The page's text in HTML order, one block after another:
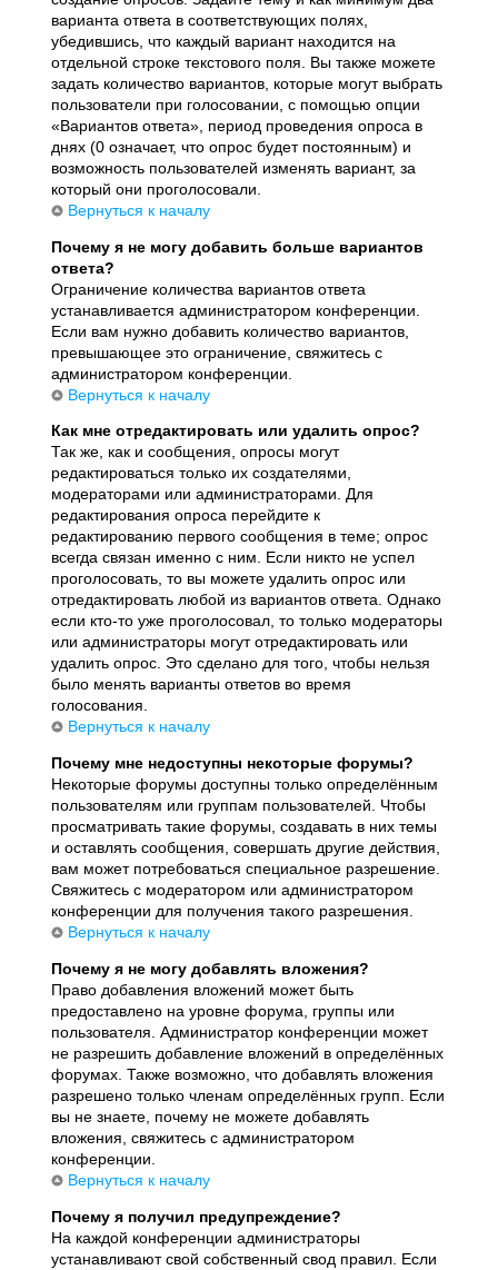
варианта ответа в соответствующих полях,
убедившись, что каждый вариант находится на
отдельной строке текстового поля. Вы также можете
задать количество вариантов, которые могут выбрать
пользователи при голосовании, с помощью опции
«Вариантов ответа», период проведения опроса в
днях (0 означает, что опрос будет постоянным) и
возможность пользователей изменять вариант, за
который они проголосовали.
Вернуться к началу
Почему я не могу добавить больше вариантов
ответа?
Ограничение количества вариантов ответа
устанавливается администратором конференции.
Если вам нужно добавить количество вариантов,
превышающее это ограничение, свяжитесь с
администратором конференции.
Вернуться к началу
Как мне отредактировать или удалить опрос?
Так же, как и сообщения, опросы могут
редактироваться только их создателями,
модераторами или администраторами. Для
редактирования опроса перейдите к
редактированию первого сообщения в теме; опрос
всегда связан именно с ним. Если никто не успел
проголосовать, то вы можете удалить опрос или
отредактировать любой из вариантов ответа. Однако
если кто-то уже проголосовал, то только модераторы
или администраторы могут отредактировать или
удалить опрос. Это сделано для того, чтобы нельзя
было менять варианты ответов во время
голосования.
Вернуться к началу
Почему мне недоступны некоторые форумы?
Некоторые форумы доступны только определённым
пользователям или группам пользователей. Чтобы
просматривать такие форумы, создавать в них темы
и оставлять сообщения, совершать другие действия,
вам может потребоваться специальное разрешение.
Свяжитесь с модератором или администратором
конференции для получения такого разрешения.
Вернуться к началу
Почему я не могу добавлять вложения?
Право добавления вложений может быть
предоставлено на уровне форума, группы или
пользователя. Администратор конференции может
не разрешить добавление вложений в определённых
форумах. Также возможно, что добавлять вложения
разрешено только членам определённых групп. Если
вы не знаете, почему не можете добавлять
вложения, свяжитесь с администратором
конференции.
Вернуться к началу
Почему я получил предупреждение?
На каждой конференции администраторы
устанавливают свой собственный свод правил. Если